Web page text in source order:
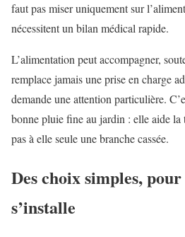
faut pas miser uniquement sur
nécessitent un bilan médical rapide.
L’alimentation peut accompagner,
remplace jamais une prise en charge
demande une attention particulière.
bonne pluie fine au jardin : elle aide la
pas à elle seule une branche cassée.
Des choix simples,
s’installe